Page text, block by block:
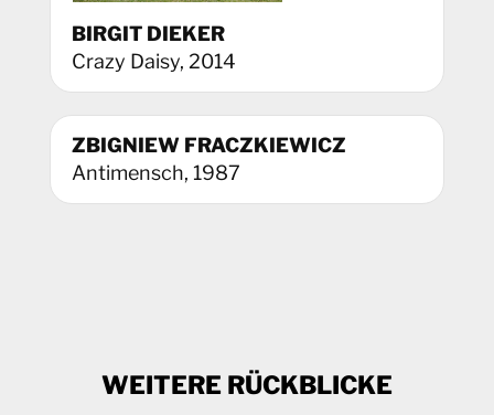
BIRGIT DIEKER
Crazy Daisy, 2014
ZBIGNIEW FRACZKIEWICZ
Antimensch, 1987
WEITERE RÜCKBLICKE